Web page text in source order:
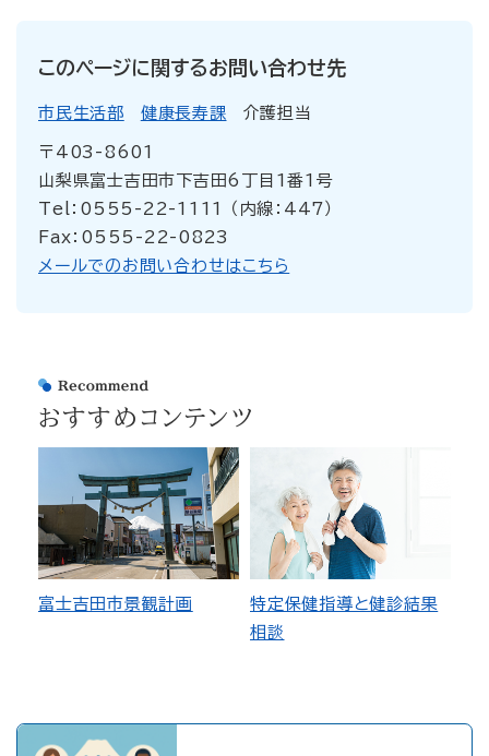
このページに関するお問い合わせ先
市民生活部 健康長寿課 介護担当
〒403-8601
山梨県富士吉田市下吉田6丁目1番1号
Tel：0555-22-1111 （内線：447）
Fax：0555-22-0823
メールでのお問い合わせはこちら
おすすめコンテンツ
富士吉田市景観計画
特定保健指導と健診結果
相談